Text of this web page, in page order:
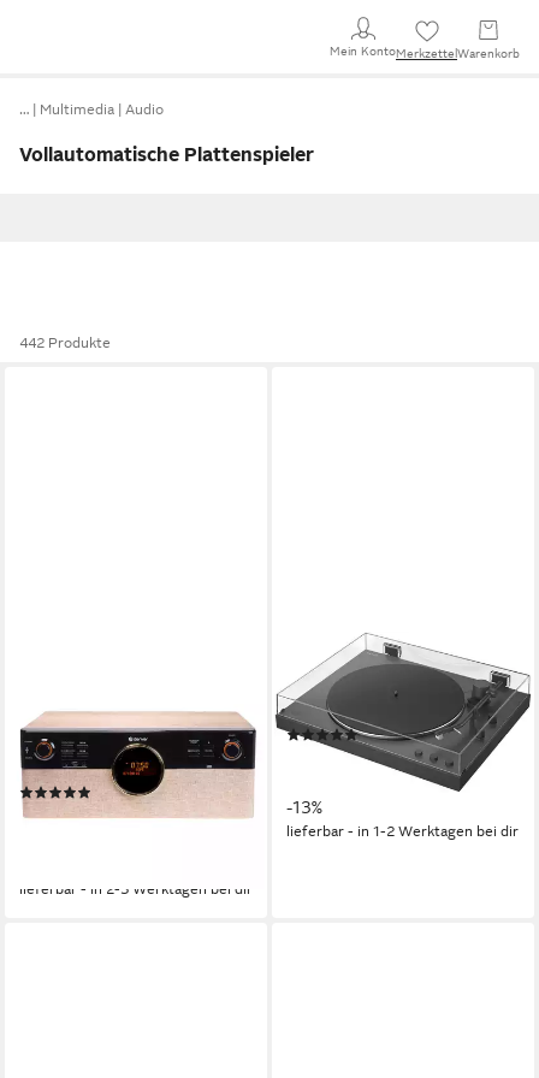
Mein KontoMerkzettel Warenkorb
… Multimedia Audio
Vollautomatische Plattenspieler
442 Produkte
(Riemenantrieb, mit Stereo
Sound und USB-Recording-
Funktion)
ab 169,14 € UVP249,00 €
lieferbar - in 2-3 Werktagen bei dir
SONY
PS-LX3BT Plattenspieler
(Riemenantrieb, Bluetooth)
(2)
ab 259,00 € UVP 299,00 €
mtl. in 24 Raten
-13%
lieferbar - in 1-2 Werktagen bei dir